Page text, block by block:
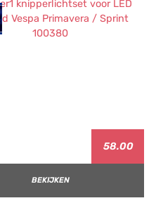
58.00
BEKIJKEN